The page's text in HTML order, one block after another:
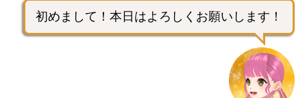
初めまして！本日はよろしくお願いします！